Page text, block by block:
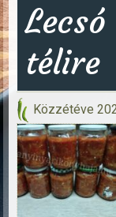
télire
Közzétéve